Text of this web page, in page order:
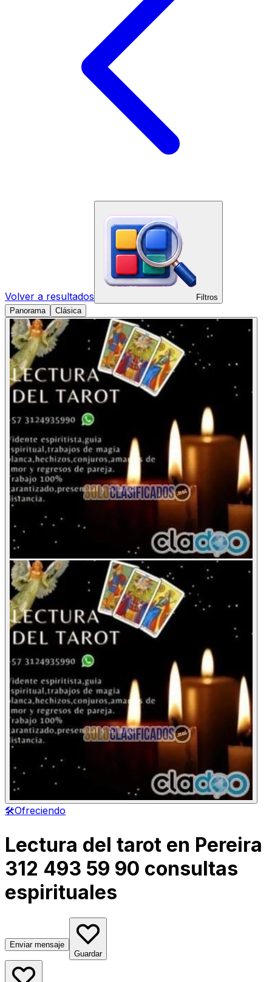
Volver a resultados
Filtros
Panorama
Clásica
🛠️Ofreciendo
Lectura del tarot en Pereira
312 493 59 90 consultas
espirituales
Enviar mensaje
Guardar